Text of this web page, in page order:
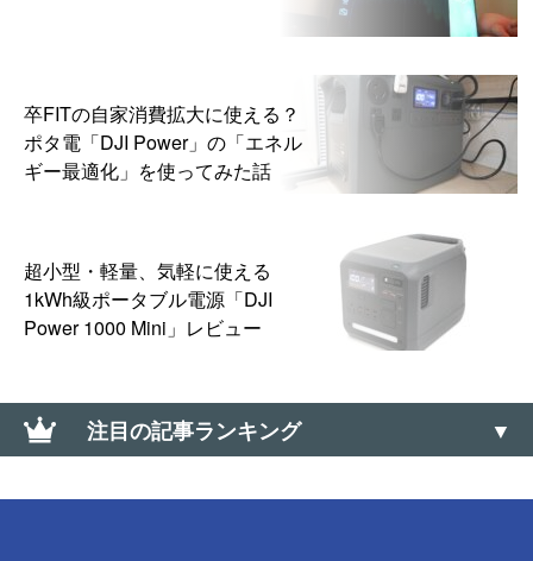
卒FITの自家消費拡大に使える？
ポタ電「DJI Power」の「エネル
ギー最適化」を使ってみた話
超小型・軽量、気軽に使える
1kWh級ポータブル電源「DJI
Power 1000 Mini」レビュー
注目の記事ランキング